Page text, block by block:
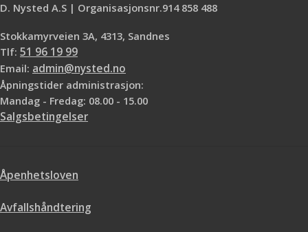
D. Nysted A.S | Organisasjonsnr.914 858 488
Stokkamyrveien 3A, 4313, Sandnes
Tlf: 51 96 19 99
Email: admin@nysted.no
Åpningstider administrasjon:
Mandag - Fredag: 08.00 - 15.00
Salgsbetingelser
Åpenhetsloven
Avfallshåndtering